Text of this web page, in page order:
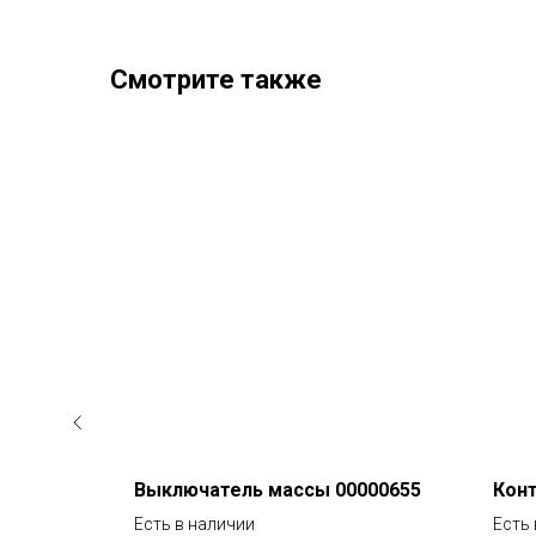
Смотрите также
Выключатель массы 00000655
Есть в наличии Есть